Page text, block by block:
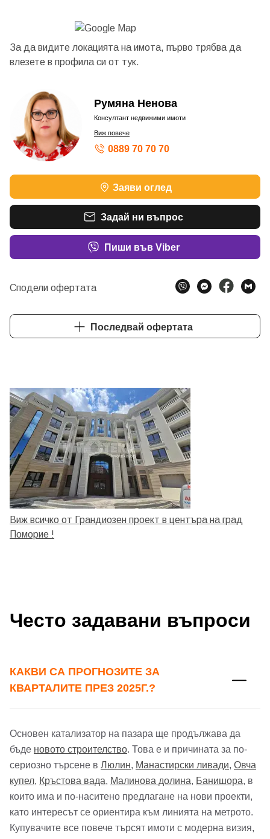
Добре дошъл!
Вход Регистрация
Имейл Адрес
За да видите локацията на имота, първо трябва да
влезете в профила си от тук.
Румяна Ненова
Консултант недвижими имоти
Виж повече
0889 70 70 70
Заяви оглед
Задай ни въпрос
Пиши във Viber
Сподели офертата
Последвай офертата
Виж всичко от Грандиозен проект в центъра на град
Поморие !
Често задавани въпроси
КАКВИ СА ПРОГНОЗИТЕ ЗА
КВАРТАЛИТЕ ПРЕЗ 2025Г.?
Основен катализатор на пазара ще продължава да
бъде новото строителство. Това е и причината за по-
сериозно търсене в Люлин, Манастирски ливади, Овча
купел, Кръстова вада, Малинова долина, Банишора, в
които има и по-наситено предлагане на нови проекти,
като интересът се ориентира към линията на метрото.
Купувачите все повече търсят имоти с модерна визия,
Име*